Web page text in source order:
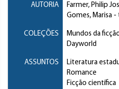
AUTORIA Farmer, Philip
Gomes, Marisa -
COLEÇÕES
Mundos da
Dayworld
ASSUNTOS
Literatura
Romance
Ficção científica